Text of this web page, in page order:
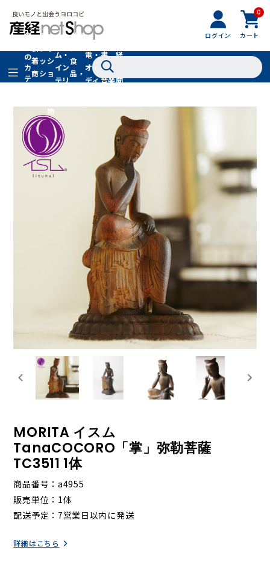
ログイン
0
カート
全
の
カ
テ
着
商
品
フ
ッ
シ
ョ
フ
ァ
シ
ョ
ン
物
ム・
イン
テリ
グル
食
品・
ドリ
家
電・
オー
ディ
書
籍・
音楽
経
聞
MORITA イスム
TanaCOCORO「掌」弥勒菩薩
TC3511 1体
商品番号
a4955
販売単位
1体
配送予定
7営業日以内に発送
詳細はこちら